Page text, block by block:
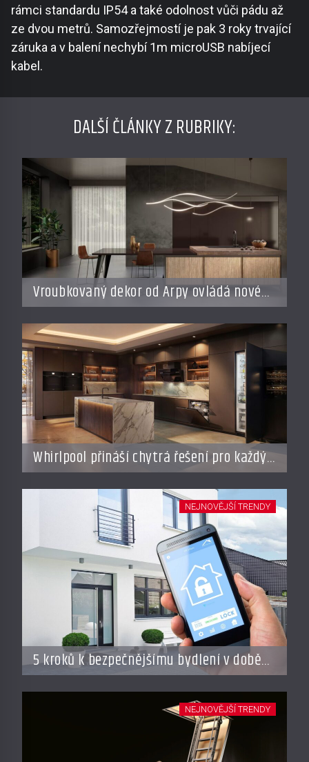
rámci standardu IP54 a také odolnost vůči pádu až
ze dvou metrů. Samozřejmostí je pak 3 roky trvající
záruka a v balení nechybí 1m microUSB nabíjecí
kabel.
DALŠÍ ČLÁNKY Z RUBRIKY:
Vroubkovaný dekor od Arpy ovládá nové
interiéry
Whirlpool přináší chytrá řešení pro každý
styl vaření
5 kroků k bezpečnějšímu bydlení v době
dovolené
NEJNOVĚJŠÍ TRENDY
NEJNOVĚJŠÍ TRENDY